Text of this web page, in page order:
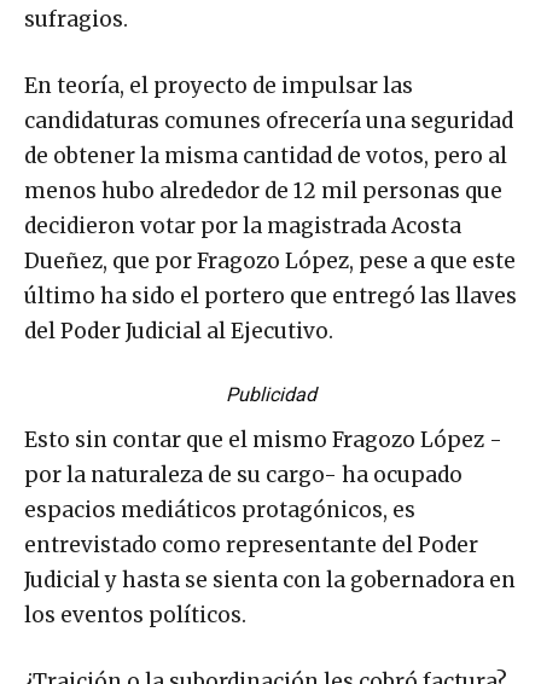
sufragios.
En teoría, el proyecto de impulsar las
candidaturas comunes ofrecería una seguridad
de obtener la misma cantidad de votos, pero al
menos hubo alrededor de 12 mil personas que
decidieron votar por la magistrada Acosta
Dueñez, que por Fragozo López, pese a que este
último ha sido el portero que entregó las llaves
del Poder Judicial al Ejecutivo.
Publicidad
Esto sin contar que el mismo Fragozo López -
por la naturaleza de su cargo- ha ocupado
espacios mediáticos protagónicos, es
entrevistado como representante del Poder
Judicial y hasta se sienta con la gobernadora en
los eventos políticos.